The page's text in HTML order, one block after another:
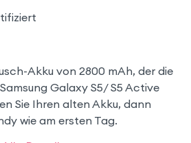
Akku von 2800 mAh, der die
Galaxy S5/ S5 Active
Sie Ihren alten Akku, dann
wie am ersten Tag.